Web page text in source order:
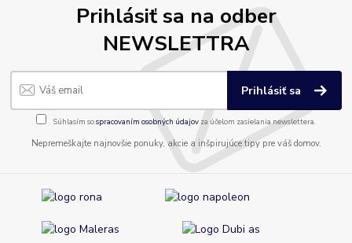
Prihlásiť sa na odber
NEWSLETTRA
Prihlásiť sa
Súhlasím sospracovaním osobných údajov za účelom zasielania newslettera.
Nepremeškajte najnovšie ponuky, akcie a inšpirujúce tipy pre váš domov.